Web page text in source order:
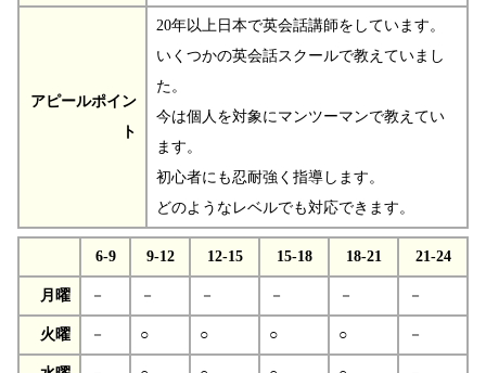
アピールポイン
ト
20年以上日本で英会話講師をしています。
いくつかの英会話スクールで教えていまし
た。
今は個人を対象にマンツーマンで教えてい
ます。
初心者にも忍耐強く指導します。
どのようなレベルでも対応できます。
6-9 9-12 12-15 15-18 18-21 21-24
月曜 － － － － － －
火曜 － ○ ○ ○ ○ －